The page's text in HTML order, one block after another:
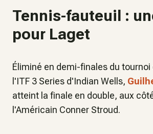
Tennis-fauteuil :
pour Laget
Éliminé en demi-finales du tournoi
l'ITF 3 Series d'Indian Wells,
atteint la finale en double, aux
l'Américain Conner Stroud.